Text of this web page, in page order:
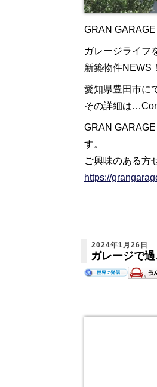
GRAN GARAGE
ガレージライフ
新築物件NEWS！
愛知県豊田市に
その詳細は
GRAN
す。
ご興味のある方
https://
2024年1月26日
ガレージで